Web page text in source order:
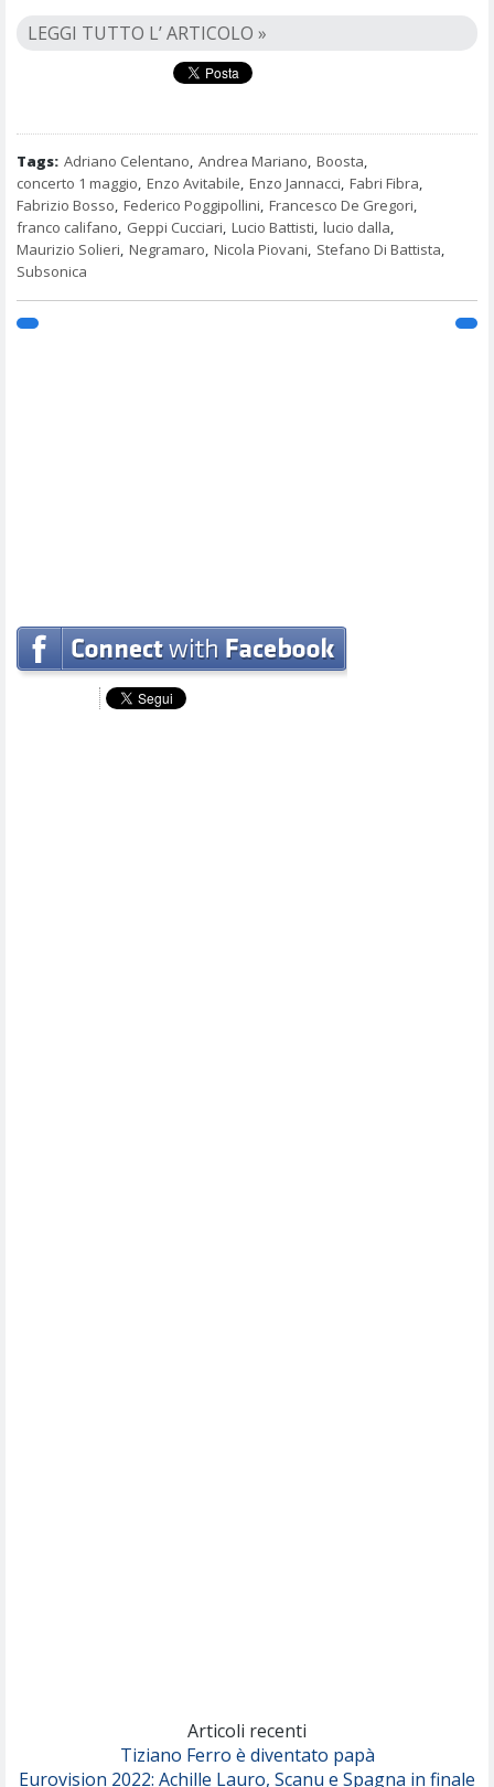
LEGGI TUTTO L’ ARTICOLO »
Tags: Adriano Celentano Andrea Mariano Boosta
concerto 1 maggio Enzo Avitabile Enzo Jannacci Fabri Fibra
Fabrizio Bosso Federico Poggipollini Francesco De Gregori
franco califano Geppi Cucciari Lucio Battisti lucio dalla
Maurizio Solieri Negramaro Nicola Piovani Stefano Di Battista
Subsonica
Articoli recenti
Tiziano Ferro è diventato papà
Eurovision 2022: Achille Lauro, Scanu e Spagna in finale